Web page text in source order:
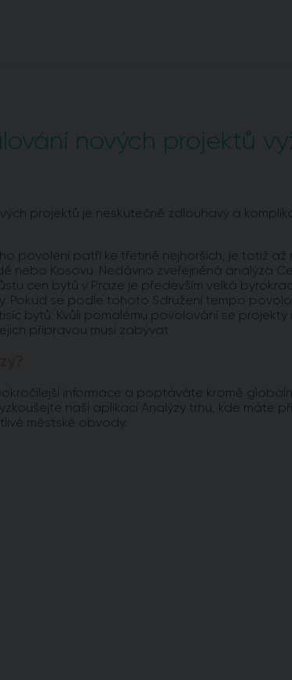
nových projektů
projektů je neskutečně zdlouhavý a
povolení patří ke třetině nejhorších, je totiž až
nebo Kosovu. Nedávno zveřejněná analýza
cen bytů v Praze je především velká
Pokud se podle tohoto Sdružení tempo
bytů. Kvůli pomalému povolování se
přípravou musí zabývat
informace a poptáváte kromě
naší aplikaci Analýzy trhu, kde máte
městské obvody.